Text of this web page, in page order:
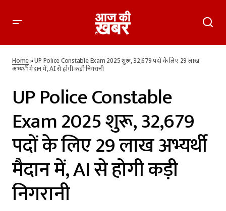
लाख अभ्यर्थी मैदान में, AI से होगी कड़ी निगरानी
Home»UP Police Constable Exam 2025 शुरू, 32,679 पदों के लिए 29 लाख
अभ्यर्थी मैदान में, AI से होगी कड़ी निगरानी
UP Police Constable
Exam 2025 शुरू, 32,679
पदों के लिए 29 लाख अभ्यर्थी
मैदान में, AI से होगी कड़ी
निगरानी